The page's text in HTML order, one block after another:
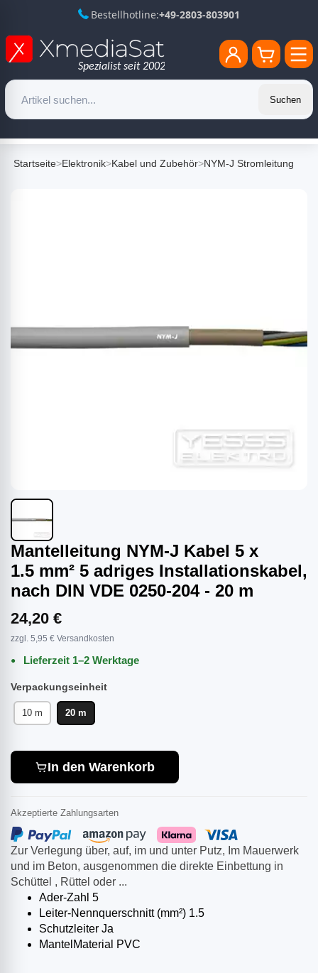
Bestellhotline:+49-2803-803901
Suchen
Startseite>Elektronik>Kabel und Zubehör>NYM-J Stromleitung
Mantelleitung NYM-J Kabel 5 x
1.5 mm² 5 adriges Installationskabel,
nach DIN VDE 0250-204 - 20 m
Zur Verlegung über, auf, im und unter Putz, Im Mauerwerk
und im Beton, ausgenommen die direkte Einbettung in
Schüttel­ , Rüttel­ oder ...
Ader-Zahl 5
Leiter-Nennquerschnitt (mm²) 1.5
Schutzleiter Ja
Mantel­Material PVC
24,20 €
zzgl. 5,95 € Versandkosten
Lieferzeit 1–2 Werktage
Verpackungseinheit
10 m 20 m
In den Warenkorb
Akzeptierte Zahlungsarten